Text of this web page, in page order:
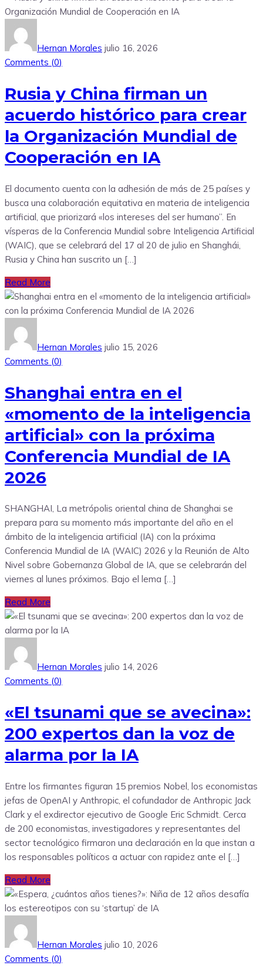
Hernan Morales julio 16, 2026
Comments (0)
Rusia y China firman un
acuerdo histórico para crear
la Organización Mundial de
Cooperación en IA
El documento cuenta con la adhesión de más de 25 países y
busca una colaboración equitativa en materia de inteligencia
artificial, que priorizará «los intereses del ser humano”. En
vísperas de la Conferencia Mundial sobre Inteligencia Artificial
(WAIC), que se celebrará del 17 al 20 de julio en Shanghái,
Rusia y China han suscrito un […]
Read More
Hernan Morales julio 15, 2026
Comments (0)
Shanghai entra en el
«momento de la inteligencia
artificial» con la próxima
Conferencia Mundial de IA
2026
SHANGHAI, La metrópolis oriental china de Shanghai se
prepara para su momento más importante del año en el
ámbito de la inteligencia artificial (IA) con la próxima
Conferencia Mundial de IA (WAIC) 2026 y la Reunión de Alto
Nivel sobre Gobernanza Global de IA, que se celebrarán del
viernes al lunes próximos. Bajo el lema […]
Read More
Hernan Morales julio 14, 2026
Comments (0)
«El tsunami que se avecina»:
200 expertos dan la voz de
alarma por la IA
Entre los firmantes figuran 15 premios Nobel, los economistas
jefas de OpenAI y Anthropic, el cofundador de Anthropic Jack
Clark y el exdirector ejecutivo de Google Eric Schmidt. Cerca
de 200 economistas, investigadores y representantes del
sector tecnológico firmaron una declaración en la que instan a
los responsables políticos a actuar con rapidez ante el […]
Read More
Hernan Morales julio 10, 2026
Comments (0)